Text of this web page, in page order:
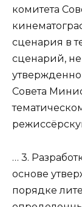
комитета
сценария в
сценарий,
Совета
… 3.
основе
порядке